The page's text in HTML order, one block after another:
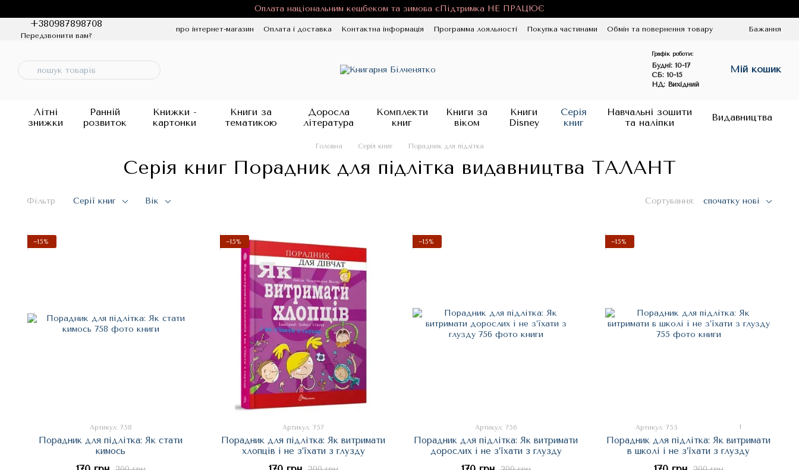
Оплата національним кешбеком та зимова єПідтримка НЕ ПРАЦЮЄ
+380987898708
Передзвонити вам?
про інтернет-магазин Оплата і доставка Контактна інформація Программа лояльності Покупка частинами
Обмін та повернення товару
Бажання
Графік роботи:
Будні: 10-17
СБ: 10-15
НД: Вихідний
Мій кошик
Літні
знижки
Ранній
розвиток
Книжки -
картонки
Книги за
тематикою
Доросла
література
Комплекти
книг
Книги за
віком
Книги
Disney
Серія
книг
Навчальні зошити
та наліпки
Видавництва
Головна Серія книг Порадник для підлітка
Серія книг Порадник для підлітка видавництва ТАЛАНТ
Фільтр Серії книг Вік Сортування: спочатку нові
−15%
Артикул: 758
Порадник для підлітка: Як стати
кимось
−15%
Артикул: 757
Порадник для підлітка: Як витримати
хлопців і не з’їхати з глузду
−15%
Артикул: 756
Порадник для підлітка: Як витримати
дорослих і не з’їхати з глузду
−15%
Артикул: 755 1
Порадник для підлітка: Як витримати
в школі і не з’їхати з глузду